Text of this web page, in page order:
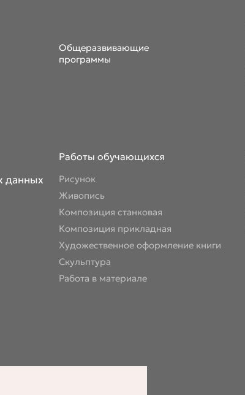
Общеразвивающие
программы
данных
Работы обучающихся
Рисунок
Живопись
Композиция станковая
Композиция прикладная
Художественное оформление книги
Скульптура
Работа в материале